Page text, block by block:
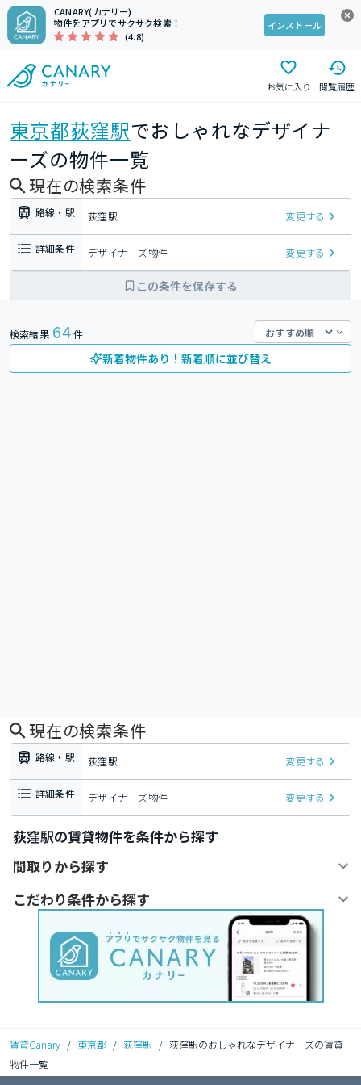
CANARY(カナリー)
物件をアプリでサクサク検索！
(4.8)
インストール
お気に入り 閲覧履歴
東京都荻窪駅でおしゃれなデザイナ
ーズの物件一覧
現在の検索条件
路線・駅 荻窪駅 変更する
詳細条件 デザイナーズ物件 変更する
この条件を保存する
検索結果 64件
新着物件あり！新着順に並び替え
現在の検索条件
路線・駅 荻窪駅 変更する
詳細条件 デザイナーズ物件 変更する
荻窪駅の賃貸物件を条件から探す
間取りから探す
こだわり条件から探す
賃貸Canary / 東京都 / 荻窪駅 / 荻窪駅のおしゃれなデザイナーズの賃貸
物件一覧